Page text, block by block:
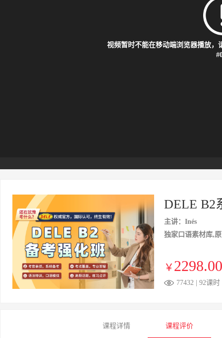
视频暂时不能在移动端浏览器播放，
DELE B2
主讲：Inés
独家口语素材库,
￥ 2298.00
77432 | 92课时
课程详情 课程评价